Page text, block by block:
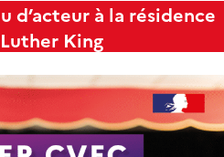
à la résidence
King